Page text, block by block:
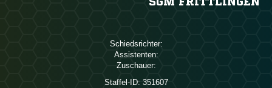
Schiedsrichter:
Assistenten:
Zuschauer:
Staffel-ID: 351607